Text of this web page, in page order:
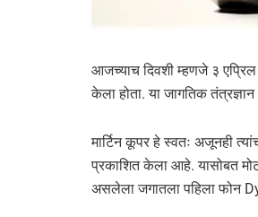
आजच्याच दिवशी म्हणजे ३ एप्रिल
केला होता. या जागतिक
मार्टिन कूपर हे स्वतः अजूनही
प्रकाशित केला आहे. यासोबत
असलेला जगातला पहिला फोन